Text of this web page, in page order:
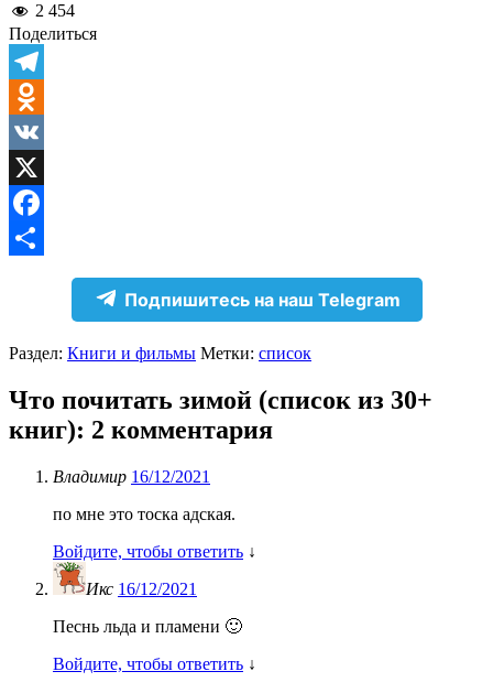
2 454
Поделиться
Telegram
Odnoklassniki
VK
X
Facebook
Подпишитесь на наш Telegram
Раздел: Книги и фильмы Метки: список
Что почитать зимой (список из 30+
книг): 2 комментария
Владимир 16/12/2021
по мне это тоска адская.
Войдите, чтобы ответить ↓
Икс 16/12/2021
Песнь льда и пламени 🙂
Войдите, чтобы ответить ↓